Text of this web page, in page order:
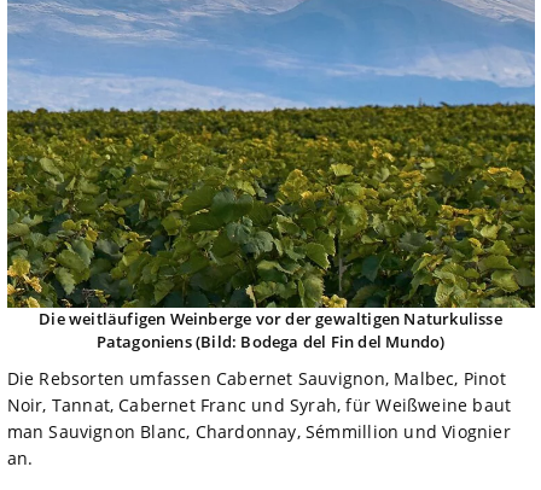
Die weitläufigen Weinberge vor der gewaltigen Naturkulisse
Patagoniens (Bild: Bodega del Fin del Mundo)
Die Rebsorten umfassen Cabernet Sauvignon, Malbec, Pinot
Noir, Tannat, Cabernet Franc und Syrah, für Weißweine baut
man Sauvignon Blanc, Chardonnay, Sémmillion und Viognier
an.